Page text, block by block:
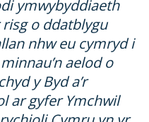
ymwybyddiaeth
risg o ddatblygu
nhw eu cymryd i
aelod o
y Byd a’r
ar gyfer Ymchwil